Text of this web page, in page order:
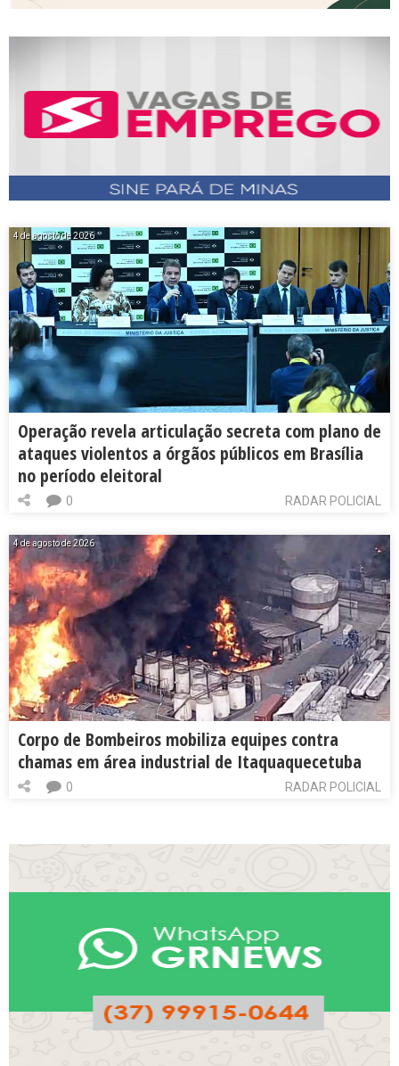
4 de agosto de 2026
Operação revela articulação secreta com plano de
ataques violentos a órgãos públicos em Brasília
no período eleitoral
RADAR POLICIAL
0
4 de agosto de 2026
Corpo de Bombeiros mobiliza equipes contra
chamas em área industrial de Itaquaquecetuba
RADAR POLICIAL
0